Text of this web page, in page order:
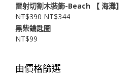
雷射切割木裝飾-Beach 【 ​海灘】
NT$390 NT$344
黑柴鑰匙圈
NT$99
由價格篩選